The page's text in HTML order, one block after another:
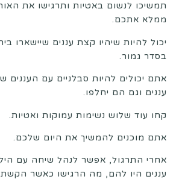
תמשיכו לנשום באטיות ותרגישו את
ממלא אתכם.
יכול להיות שיהיו קצת עננים שיישארו
בסדר גמור.
אתם יכולים להיות סבלניים עם
עננים וגם הם יחלפו.
קחו עוד שלוש נשימות עמוקות ואטיות.
אתם מוכנים להמשיך את היום שלכם.
אחרי התרגול, אפשר לנהל שיחה עם
עננים היו להם, מה הרגישו כאשר הקשת